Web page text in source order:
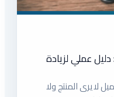
عملي لزيادة
لا يرى المنتج ولا